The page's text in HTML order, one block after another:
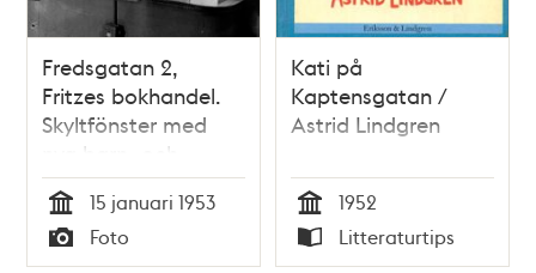
Fredsgatan 2,
Fritzes bokhandel.
Skyltfönster med
nya barn- och
ungdomsböcker
Tid
15 januari 1953
Typ
Foto
Kati på
Kaptensgatan /
Astrid Lindgren
Tid
1952
Typ
Litteraturtips